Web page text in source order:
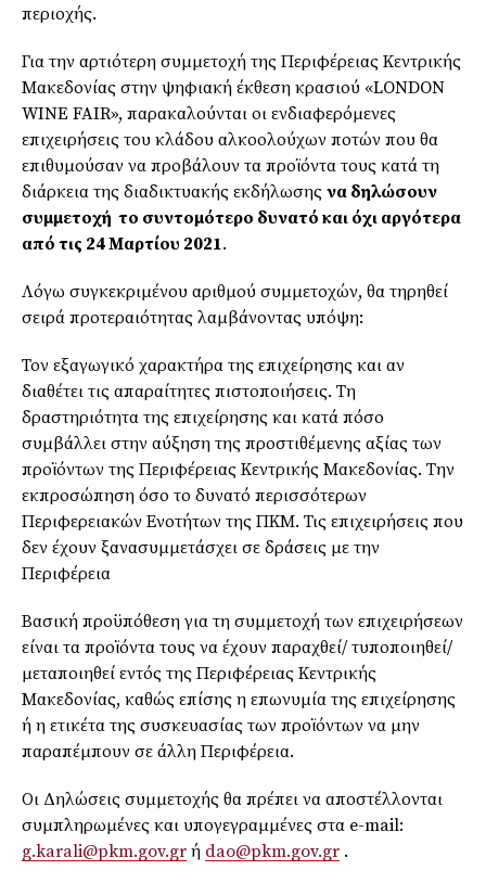
περιοχής.
Για την αρτιότερη συμμετοχή της Περιφέρειας Κεντρικής
Μακεδονίας στην ψηφιακή έκθεση κρασιού «LONDON
WINE FAIR», παρακαλούνται οι ενδιαφερόμενες
επιχειρήσεις του κλάδου αλκοολούχων ποτών που θα
επιθυμούσαν να προβάλουν τα προϊόντα τους κατά τη
διάρκεια της διαδικτυακής εκδήλωσης να δηλώσουν
συμμετοχή το συντομότερο δυνατό και όχι αργότερα
από τις 24 Μαρτίου 2021.
Λόγω συγκεκριμένου αριθμού συμμετοχών, θα τηρηθεί
σειρά προτεραιότητας λαμβάνοντας υπόψη:
Τον εξαγωγικό χαρακτήρα της επιχείρησης και αν
διαθέτει τις απαραίτητες πιστοποιήσεις. Τη
δραστηριότητα της επιχείρησης και κατά πόσο
συμβάλλει στην αύξηση της προστιθέμενης αξίας των
προϊόντων της Περιφέρειας Κεντρικής Μακεδονίας. Την
εκπροσώπηση όσο το δυνατό περισσότερων
Περιφερειακών Ενοτήτων της ΠΚΜ. Τις επιχειρήσεις που
δεν έχουν ξανασυμμετάσχει σε δράσεις με την
Περιφέρεια
Βασική προϋπόθεση για τη συμμετοχή των επιχειρήσεων
είναι τα προϊόντα τους να έχουν παραχθεί/ τυποποιηθεί/
μεταποιηθεί εντός της Περιφέρειας Κεντρικής
Μακεδονίας, καθώς επίσης η επωνυμία της επιχείρησης
ή η ετικέτα της συσκευασίας των προϊόντων να μην
παραπέμπουν σε άλλη Περιφέρεια.
Οι Δηλώσεις συμμετοχής θα πρέπει να αποστέλλονται
συμπληρωμένες και υπογεγραμμένες στα e-mail:
g.karali@pkm.gov.gr ή dao@pkm.gov.gr .